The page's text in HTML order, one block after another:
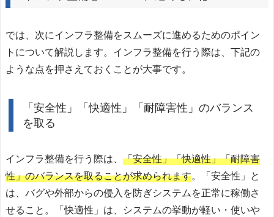
では、次にインフラ整備をスムーズに進めるためのポイン
トについて解説します。インフラ整備を行う際は、下記の
ような点を押さえておくことが大事です。
「安全性」「快適性」「耐障害性」のバランス
を取る
インフラ整備を行う際は、 「安全性」「快適性」「耐障害
性」のバランスを取ることが求められます。「安全性」と
は、バグや外部からの侵入を防ぎシステムを正常に稼働さ
せること。「快適性」は、システムの挙動が軽い・使いや